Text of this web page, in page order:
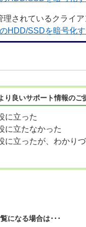
理されているクライ
HDD/SSDを暗号化
り良いサポート情報の
に立った
に立たなかった
に立ったが、わかり
になる場合は･･･